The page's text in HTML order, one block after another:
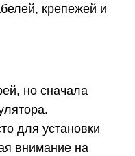
крепежей и
но сначала
для установки
внимание на